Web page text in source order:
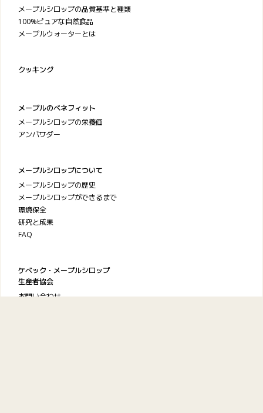
メープルシロップの品質基準と種類
100%ピュアな自然食品
メープルウォーターとは
クッキング
メープルのベネフィット
メープルシロップの栄養価
アンバサダー
メープルシロップについて
メープルシロップの歴史
メープルシロップができるまで
環境保全
研究と成果
FAQ
ケベック・メープルシロップ
生産者協会
お問い合わせ